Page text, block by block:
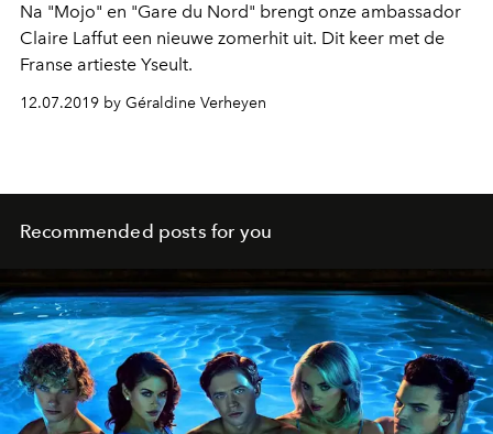
Na "Mojo" en "Gare du Nord" brengt onze ambassador
Claire Laffut een nieuwe zomerhit uit. Dit keer met de
Franse artieste Yseult.
12.07.2019 by Géraldine Verheyen
Recommended posts for you